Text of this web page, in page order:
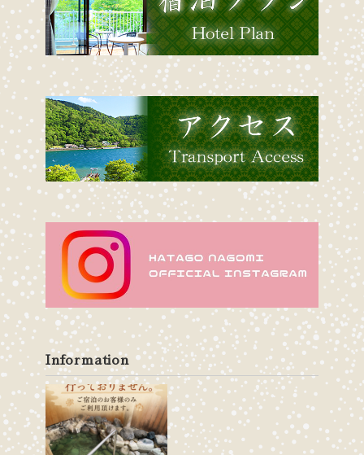
Information